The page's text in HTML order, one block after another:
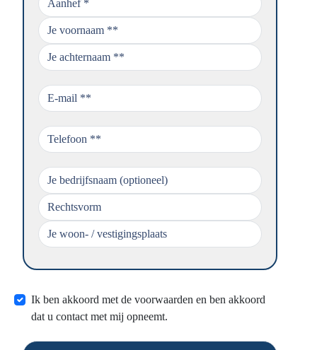
Ik ben akkoord met de voorwaarden en ben akkoord
dat u contact met mij opneemt.